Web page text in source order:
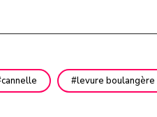
cannelle levure boulangère